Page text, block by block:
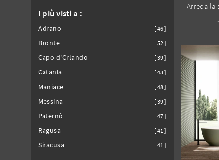
I più visti a :
Adrano 46
Bronte 52
Capo d'Orlando 39
Catania 43
Maniace 48
Messina 39
Paternò 47
Ragusa 41
Siracusa 41